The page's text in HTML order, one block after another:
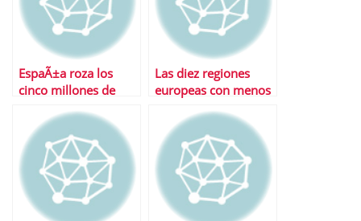
EspaÃ±a roza los
cinco millones de
Las diez regiones
europeas con menos